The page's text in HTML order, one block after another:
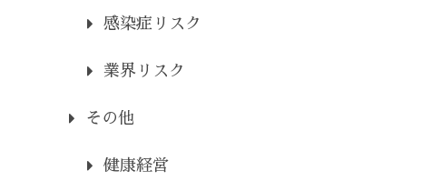
感染症リスク
業界リスク
その他
健康経営